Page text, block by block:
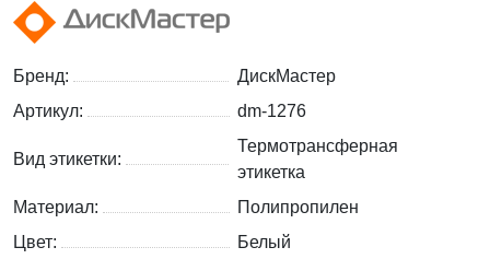
Бренд:
ДискМастер
Артикул:
dm-1276
Вид этикетки:
Термотрансферная
этикетка
Материал:
Полипропилен
Цвет:
Белый